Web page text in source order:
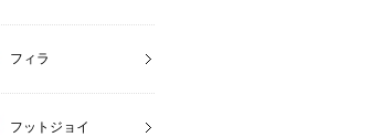
フィラ
フットジョイ